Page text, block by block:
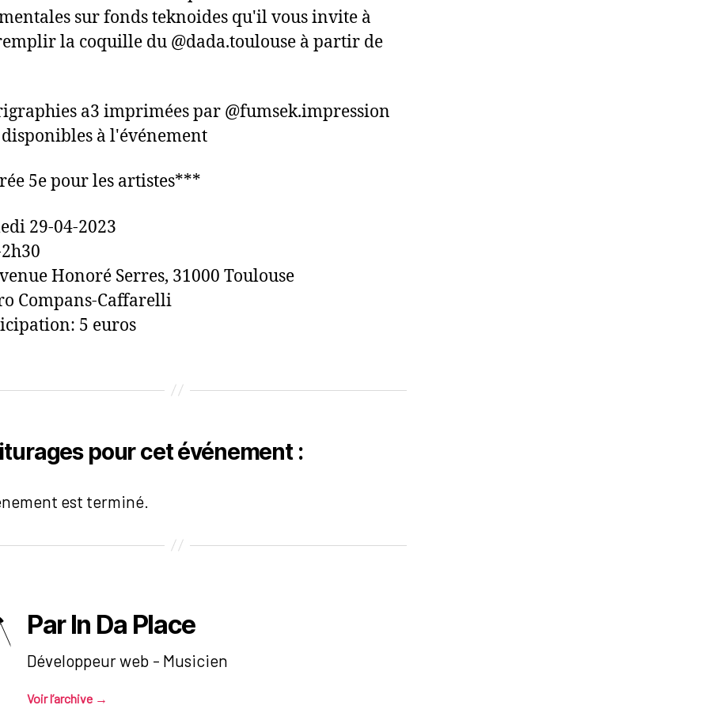
sur fonds teknoides qu'il vous invite à
la coquille du @dada.toulouse à partir de
a3 imprimées par @fumsek.impression
à l'événement
5e pour les artistes***
29-04-2023
Honoré Serres, 31000 Toulouse
Compans-Caffarelli
5 euros
pour cet événement :
est terminé.
Par In Da Place
Développeur web - Musicien
Voir l’archive →